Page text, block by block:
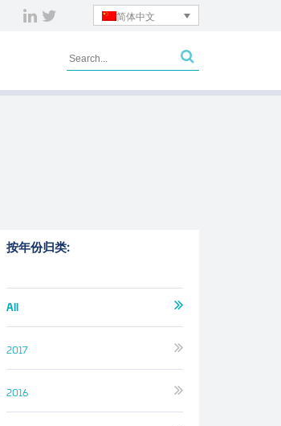
简体中文
按年份归类:
All
2017
2016